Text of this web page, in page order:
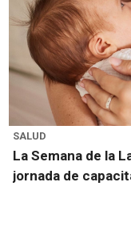
SALUD
La Semana de la
jornada de